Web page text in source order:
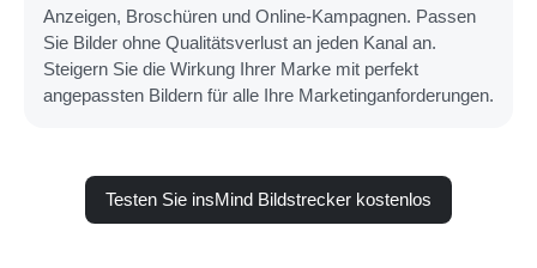
Anzeigen, Broschüren und Online-Kampagnen. Passen
Sie Bilder ohne Qualitätsverlust an jeden Kanal an.
Steigern Sie die Wirkung Ihrer Marke mit perfekt
angepassten Bildern für alle Ihre Marketinganforderungen.
Testen Sie insMind Bildstrecker kostenlos